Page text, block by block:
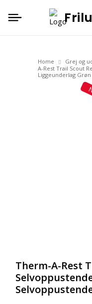
Home Grej og
A-Rest Trail Scout
Liggeunderlag
Therm-A-Rest